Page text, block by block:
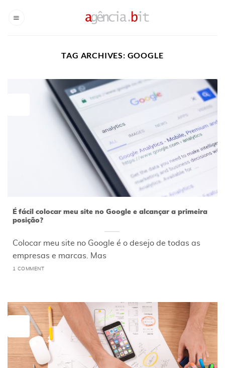
TAG ARCHIVES: GOOGLE
É fácil colocar meu site no Google e alcançar a primeira
posição?
Colocar meu site no Google é o desejo de todas as
empresas e marcas. Mas
1 COMMENT